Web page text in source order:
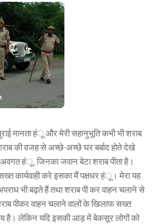
मानता हंू और मेरी सहानुभूति कभी भी शराब
की वजह से अच्छे-अच्छे घर बर्बाद होते देखे
हंू, जिनका जवान बेटा शराब पीता है।
कार्यवाही करे इसका मैं पक्षधर हंू। मेरा यह
भी बढ़ते हैं तथा शराब पी कर वाहन चलाने से
पीकर वाहन चलाने वालों के खिलाफ सख्त
है। लेकिन यदि इसकी आड़ में बेकसूर लोगों को